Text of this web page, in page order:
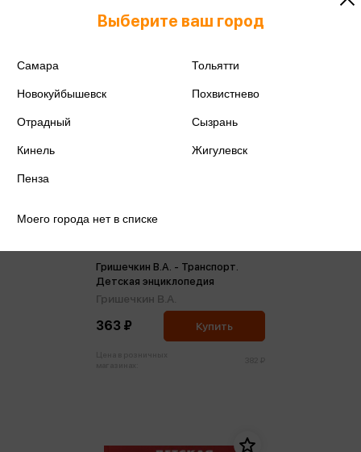
Гришечкин В.А. - Транспорт.
Детская энциклопедия
Гришечкин В.А.
363 ₽ Купить
Выберите ваш город
Самара Тольятти
Новокуйбышевск Похвистнево
Отрадный Сызрань
Кинель Жигулевск
Пенза
Моего города нет в списке